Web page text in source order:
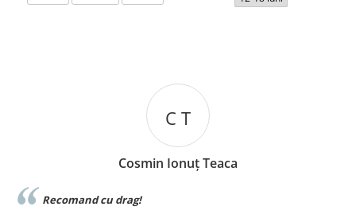
C T
Cosmin Ionuț Teaca
Recomand cu drag!